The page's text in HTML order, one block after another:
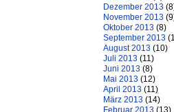
Dezember 2013
November 2013
Oktober 2013 (8)
September 2013
August 2013 (10)
Juli 2013 (11)
Juni 2013 (8)
Mai 2013 (12)
April 2013 (11)
März 2013 (14)
Februar 2013 (13)